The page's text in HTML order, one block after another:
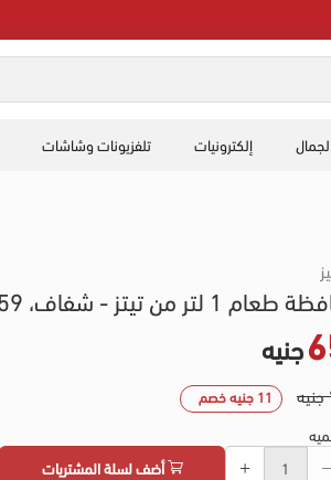
إلكترونيات تلفزيونات وشاشات
1 لتر من تيتز - شفاف، 9359
جنيه
11 جنيه خصم
أضف لسلة المشتريات